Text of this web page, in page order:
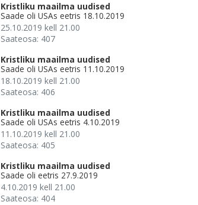
Kristliku maailma uudised
Saade oli USAs eetris 18.10.2019
25.10.2019 kell 21.00
Saateosa: 407
Kristliku maailma uudised
Saade oli USAs eetris 11.10.2019
18.10.2019 kell 21.00
Saateosa: 406
Kristliku maailma uudised
Saade oli USAs eetris 4.10.2019
11.10.2019 kell 21.00
Saateosa: 405
Kristliku maailma uudised
Saade oli eetris 27.9.2019
4.10.2019 kell 21.00
Saateosa: 404